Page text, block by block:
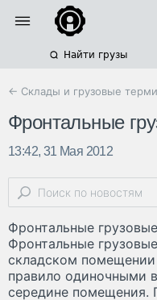
Найти грузы
← Склады и грузовые
Фронтальные
13:42, 31 Мая 2012
Фронтальные
Фронтальные
складском
правило одиночными
середине помещения.